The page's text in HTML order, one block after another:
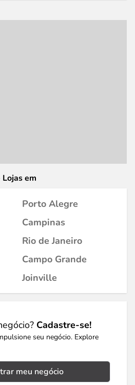
em
Porto Alegre
Campinas
Rio de Janeiro
Campo Grande
Joinville
Cadastre-se!
seu negócio. Explore
meu negócio